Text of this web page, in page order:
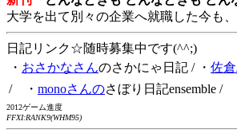
大学を出て別々の企業へ就職した今も
日記リンク☆随時募集中です(^^;)
・ おさかなさんのさかにゃ日記 / ・ 佐
/ ・ monoさんのさぼり日記ensemble /
2012ゲーム進度
FFXI:RANK9(WHM95)